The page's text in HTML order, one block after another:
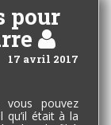
pour
17 avril 2017
vous pouvez
qu’il était à la